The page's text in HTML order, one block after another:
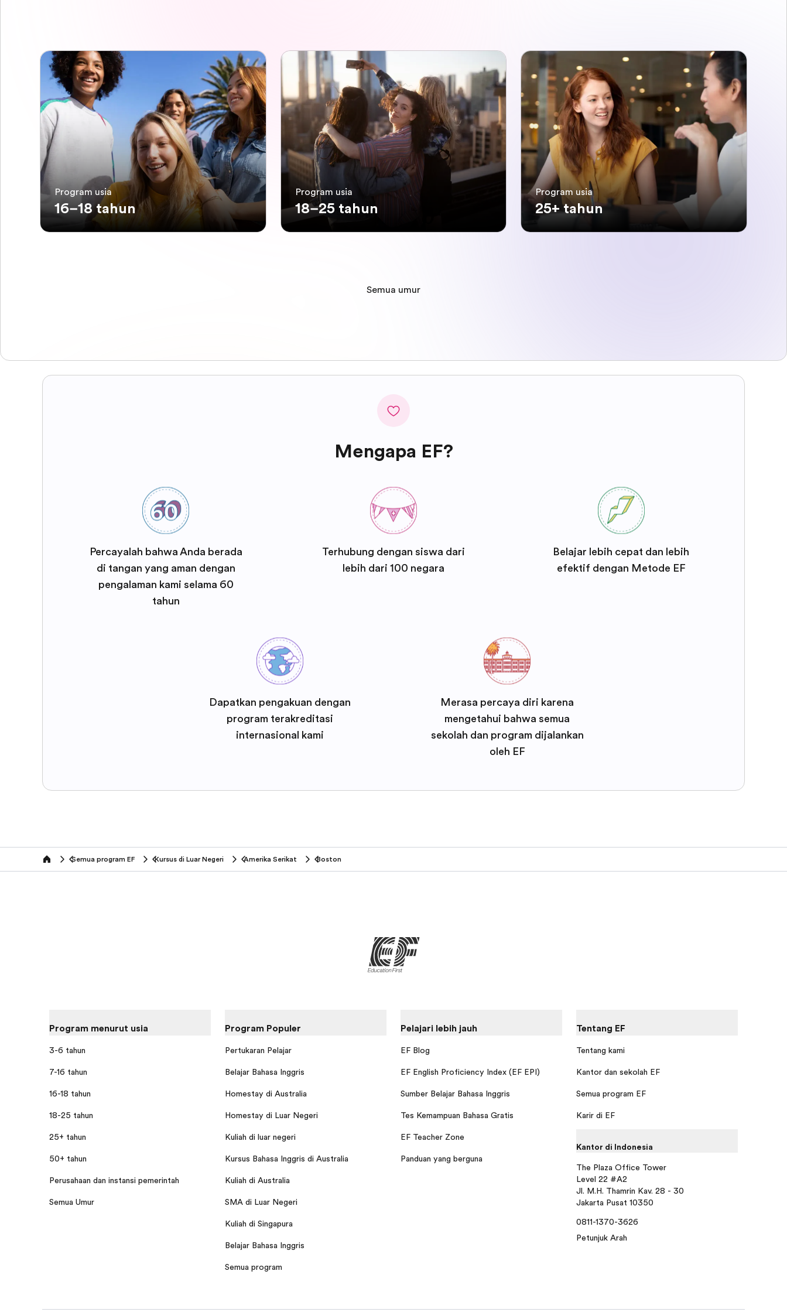
Program usia
16–18 tahun
Program usia
18–25 tahun
Program usia
25+ tahun
Semua umur
Mengapa EF?
Percayalah bahwa Anda berada
di tangan yang aman dengan
pengalaman kami selama 60
tahun
Terhubung dengan siswa dari
lebih dari 100 negara
Belajar lebih cepat dan lebih
efektif dengan Metode EF
Dapatkan pengakuan dengan
program terakreditasi
internasional kami
Merasa percaya diri karena
mengetahui bahwa semua
sekolah dan program dijalankan
oleh EF
home Semua program EF Kursus di Luar Negeri Amerika Serikat Boston
Program menurut usia
3-6 tahun
7-16 tahun
16-18 tahun
18-25 tahun
25+ tahun
50+ tahun
Perusahaan dan instansi pemerintah
Semua Umur
Program Populer
Pertukaran Pelajar
Belajar Bahasa Inggris
Homestay di Australia
Homestay di Luar Negeri
Kuliah di luar negeri
Kursus Bahasa Inggris di Australia
Kuliah di Australia
SMA di Luar Negeri
Kuliah di Singapura
Belajar Bahasa Inggris
Semua program
Pelajari lebih jauh
EF Blog
EF English Proficiency Index (EF EPI)
Sumber Belajar Bahasa Inggris
Tes Kemampuan Bahasa Gratis
EF Teacher Zone
Panduan yang berguna
Tentang EF
Tentang kami
Kantor dan sekolah EF
Semua program EF
Karir di EF
Kantor di Indonesia
The Plaza Office Tower
Level 22 #A2
Jl. M.H. Thamrin Kav. 28 - 30
Jakarta Pusat 10350
0811-1370-3626
Petunjuk Arah